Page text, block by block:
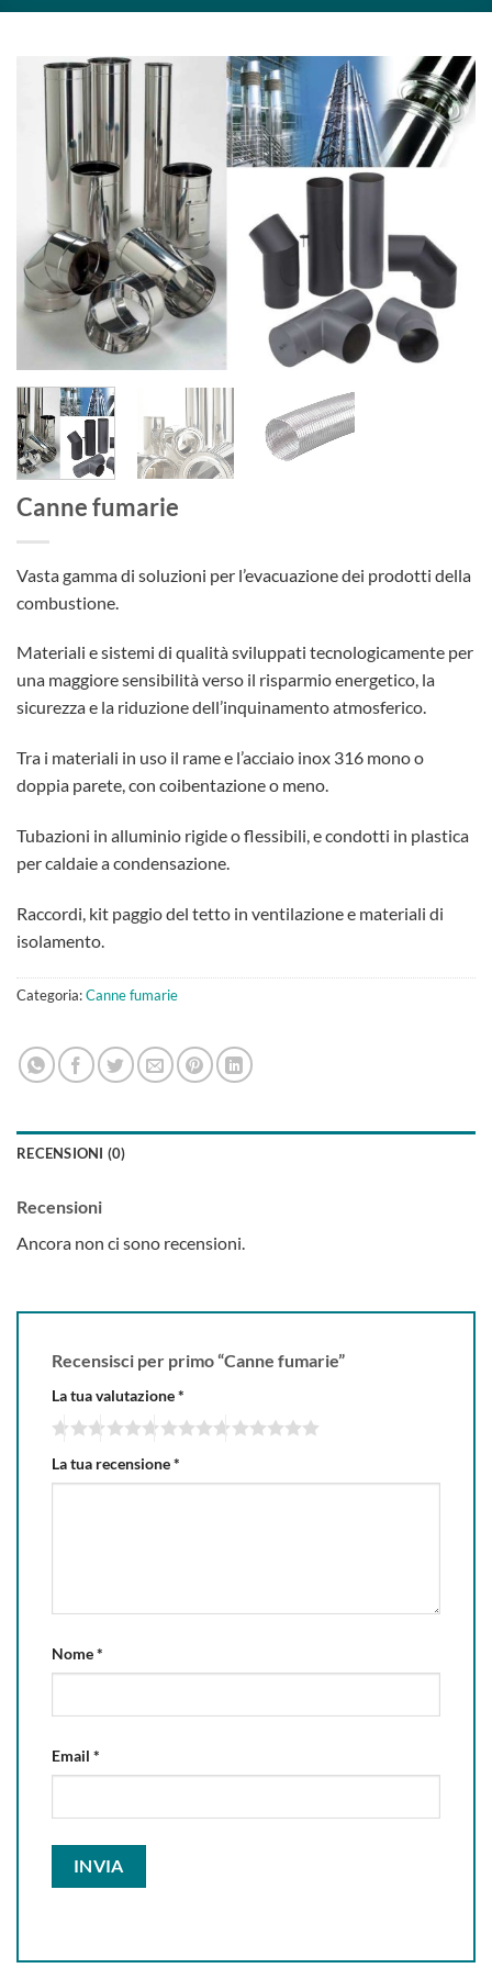
Canne fumarie
Vasta gamma di soluzioni per l’evacuazione dei prodotti della
combustione.
Materiali e sistemi di qualità sviluppati tecnologicamente per
una maggiore sensibilità verso il risparmio energetico, la
sicurezza e la riduzione dell’inquinamento atmosferico.
Tra i materiali in uso il rame e l’acciaio inox 316 mono o
doppia parete, con coibentazione o meno.
Tubazioni in alluminio rigide o flessibili, e condotti in plastica
per caldaie a condensazione.
Raccordi, kit paggio del tetto in ventilazione e materiali di
isolamento.
Categoria:Canne fumarie
RECENSIONI (0)
Recensioni
Ancora non ci sono recensioni.
Recensisci per primo “Canne fumarie”
La tua valutazione*
La tua recensione*
Nome*
Email *